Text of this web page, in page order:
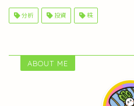
分析 投資 株
ABOUT ME